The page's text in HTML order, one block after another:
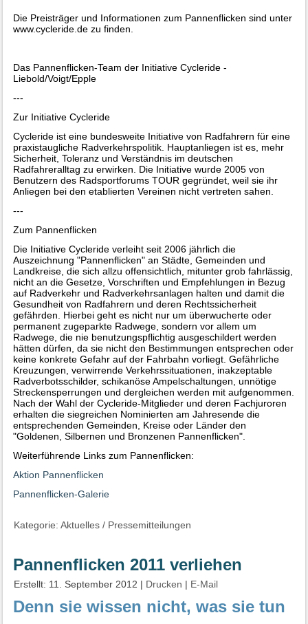
Die Preisträger und Informationen zum Pannenflicken sind unter
www.cycleride.de zu finden.
Das Pannenflicken-Team der Initiative Cycleride -
Liebold/Voigt/Epple
---
Zur Initiative Cycleride
Cycleride ist eine bundesweite Initiative von Radfahrern für eine
praxistaugliche Radverkehrspolitik. Hauptanliegen ist es, mehr
Sicherheit, Toleranz und Verständnis im deutschen
Radfahreralltag zu erwirken. Die Initiative wurde 2005 von
Benutzern des Radsportforums TOUR gegründet, weil sie ihr
Anliegen bei den etablierten Vereinen nicht vertreten sahen.
---
Zum Pannenflicken
Die Initiative Cycleride verleiht seit 2006 jährlich die
Auszeichnung "Pannenflicken" an Städte, Gemeinden und
Landkreise, die sich allzu offensichtlich, mitunter grob fahrlässig,
nicht an die Gesetze, Vorschriften und Empfehlungen in Bezug
auf Radverkehr und Radverkehrsanlagen halten und damit die
Gesundheit von Radfahrern und deren Rechtssicherheit
gefährden. Hierbei geht es nicht nur um überwucherte oder
permanent zugeparkte Radwege, sondern vor allem um
Radwege, die nie benutzungspflichtig ausgeschildert werden
hätten dürfen, da sie nicht den Bestimmungen entsprechen oder
keine konkrete Gefahr auf der Fahrbahn vorliegt. Gefährliche
Kreuzungen, verwirrende Verkehrssituationen, inakzeptable
Radverbotsschilder, schikanöse Ampelschaltungen, unnötige
Streckensperrungen und dergleichen werden mit aufgenommen.
Nach der Wahl der Cycleride-Mitglieder und deren Fachjuroren
erhalten die siegreichen Nominierten am Jahresende die
entsprechenden Gemeinden, Kreise oder Länder den
"Goldenen, Silbernen und Bronzenen Pannenflicken".
Weiterführende Links zum Pannenflicken:
Aktion Pannenflicken
Pannenflicken-Galerie
Kategorie:Aktuelles / Pressemitteilungen
Pannenflicken 2011 verliehen
Erstellt: 11. September 2012 | Drucken | E-Mail
Denn sie wissen nicht, was sie tun